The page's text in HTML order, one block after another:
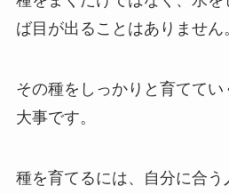
ば目が出ることはありません
その種をしっかりと育ててい
大事です。
種を育てるには、自分に合う